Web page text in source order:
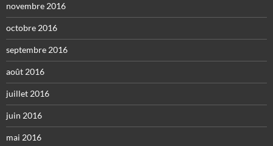
novembre 2016
octobre 2016
septembre 2016
août 2016
juillet 2016
juin 2016
mai 2016